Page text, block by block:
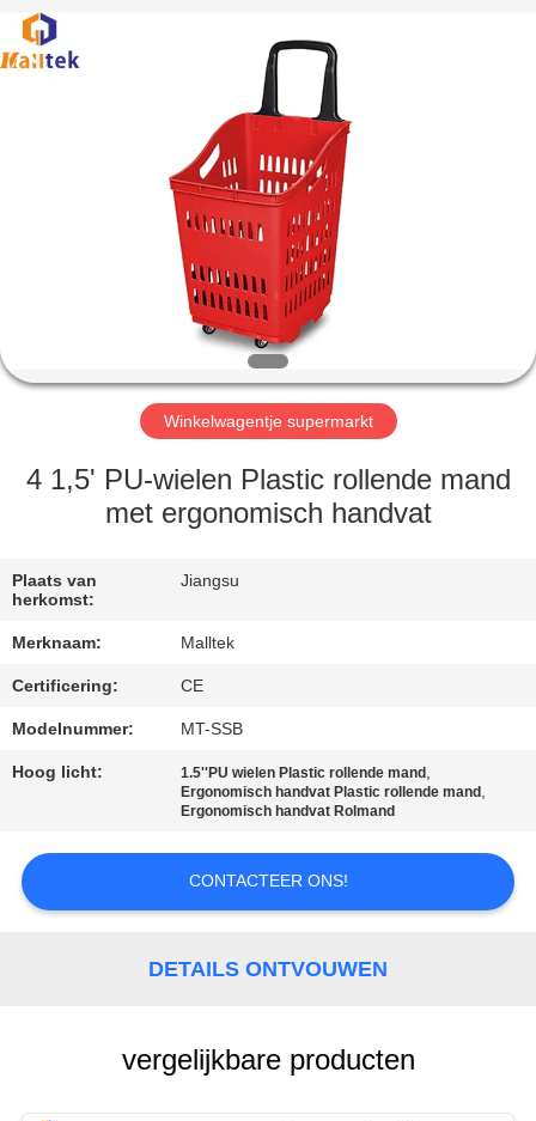
PRODUCTEN
ONGEVEER
ONS
FABRIEKSREIS
KWALITEITSCONTROLE
CONTACTEER
ONS
NIEUWS
OM EEN
CITAAT
SITEMAP
POLICY
Malltek
Supply
China
Co.,Ltd..
Winkelwagentje supermarkt
4 1,5' PU-wielen Plastic rollende mand
met ergonomisch handvat
Plaats van
herkomst:
Jiangsu
Merknaam: Malltek
Certificering: CE
Modelnummer: MT-SSB
Hoog licht: 1.5''PU wielen Plastic rollende mand ,
Ergonomisch handvat Plastic rollende mand ,
Ergonomisch handvat Rolmand
CONTACTEER ONS!
DETAILS ONTVOUWEN
vergelijkbare producten